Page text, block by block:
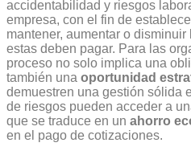
accidentabilidad y riesgos
empresa, con el fin de
mantener, aumentar o
estas deben pagar. Para las
proceso no solo implica una
también una oportunidad
demuestren una gestión sólida
de riesgos pueden acceder a
que se traduce en un ahorro
en el pago de cotizaciones.